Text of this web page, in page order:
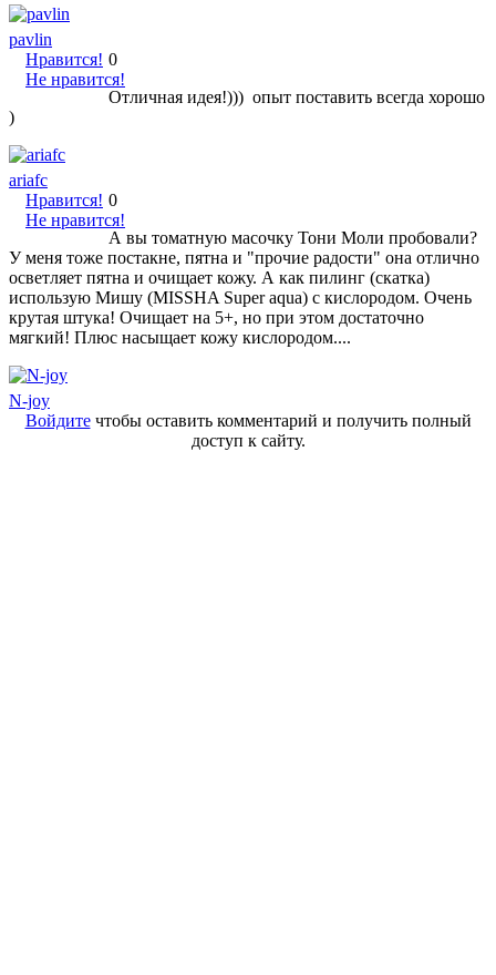
pavlin
Нравится!
Не нравится!
0
Отличная идея!))) опыт поставить всегда хорошо
)
ariafc
Нравится!
Не нравится!
0
А вы томатную масочку Тони Моли пробовали?
У меня тоже постакне, пятна и "прочие радости" она отлично
осветляет пятна и очищает кожу. А как пилинг (скатка)
использую Мишу (MISSHA Super aqua) с кислородом. Очень
крутая штука! Очищает на 5+, но при этом достаточно
мягкий! Плюс насыщает кожу кислородом....
N-joy
Войдитечтобы оставить комментарий и получить полный
доступ к сайту.